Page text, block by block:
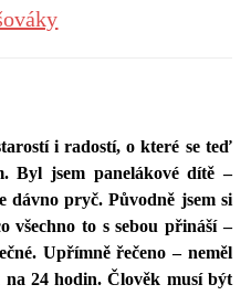
i radostí, o které se teď
Byl jsem panelákové dítě –
dávno pryč. Původně jsem si
všechno to s sebou přináší –
Upřímně řečeno – neměl
na 24 hodin. Člověk musí být